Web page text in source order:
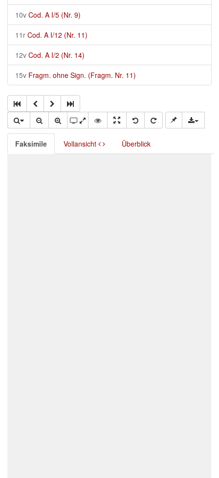
10v Cod. A I/5 (Nr. 9)
11r Cod. A I/12 (Nr. 11)
12v Cod. A I/2 (Nr. 14)
15v Fragm. ohne Sign. (Fragm. Nr. 11)
Faksimile Vollansicht Überblick